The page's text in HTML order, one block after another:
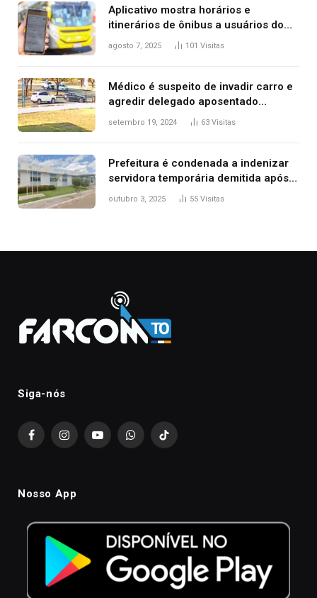
Aplicativo mostra horários e
itinerários de ônibus a usuários do
transporte público de Palmas; confira
agosto 7, 2025 101 Visitas
Médico é suspeito de invadir carro e
agredir delegado aposentado
durante confusão no trânsito
setembro 19, 2024 63 Visitas
Prefeitura é condenada a indenizar
servidora temporária demitida após
nascimento da filha
outubro 3, 2025 55 Visitas
Siga-nós
FacebookInstagramYouTubeWhatsAppTikTok
Nosso App